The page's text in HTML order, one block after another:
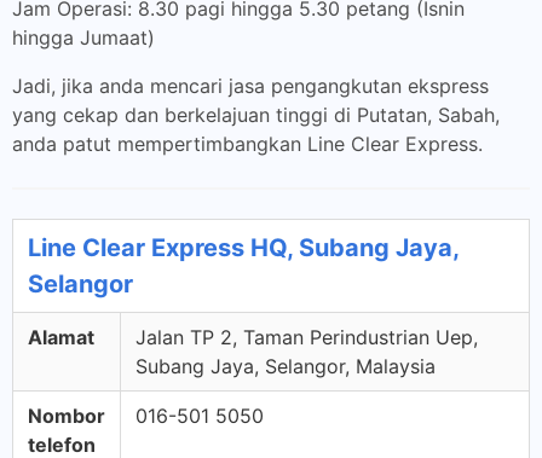
Jam Operasi: 8.30 pagi hingga 5.30 petang (Isnin
hingga Jumaat)
Jadi, jika anda mencari jasa pengangkutan ekspress
yang cekap dan berkelajuan tinggi di Putatan, Sabah,
anda patut mempertimbangkan Line Clear Express.
Line Clear Express HQ, Subang Jaya,
Selangor
Alamat
Jalan TP 2, Taman Perindustrian Uep,
Subang Jaya, Selangor, Malaysia
Nombor
telefon
016-501 5050